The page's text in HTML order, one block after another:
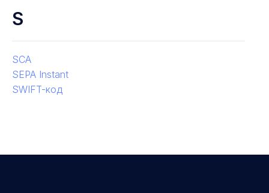
S
SCA
SEPA Instant
SWIFT-код